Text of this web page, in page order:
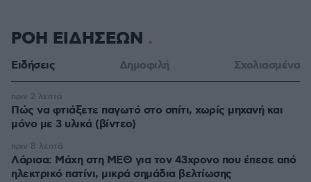
ΡΟΗ ΕΙΔΗΣΕΩΝ
Ειδήσεις Δημοφιλή Σχολιασμένα
Πώς να φτιάξετε παγωτό στο σπίτι, χωρίς μηχανή και
μόνο με 3 υλικά (βίντεο)
πριν 2 λεπτά
Λάρισα: Μάχη στη ΜΕΘ για τον 43χρονο που έπεσε από
ηλεκτρικό πατίνι, μικρά σημάδια βελτίωσης
πριν 8 λεπτά